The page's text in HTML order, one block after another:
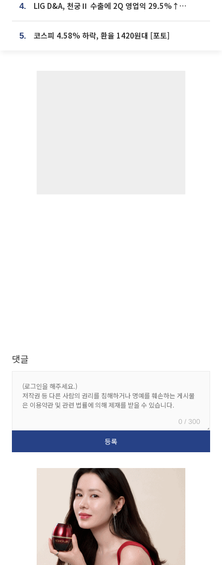
4. LIG D&A, 천궁Ⅱ 수출에 2Q 영업익 29.5%↑…수주잔고 24.6조 [종합]
5. 코스피 4.58% 하락, 환율 1420원대 [포토]
댓글
0 / 300